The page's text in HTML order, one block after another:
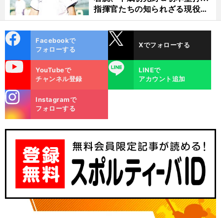
指揮官たちの知られざる現役時
代
ok
Facebookで
フォローする
Xでフォローする
YouTubeで
チャンネル登録
LINE
LINEで
アカウント追加
m
Instagramで
フォローする